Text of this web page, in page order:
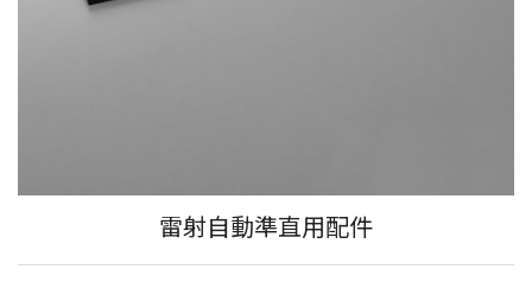
雷射自動準直用配件